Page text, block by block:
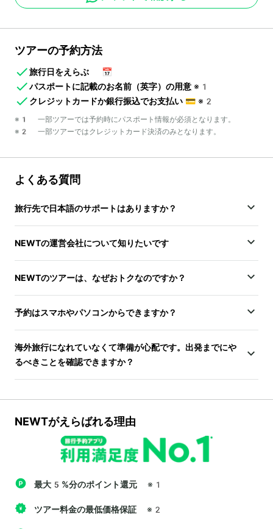
ツアーの予約方法
旅行日をえらぶ
📅
パスポートに記載のお名前（英字）の用意 ※1
クレジットカードか銀行振込でお支払い 💳 ※2
※1 一部ツアーでは予約時にパスポート情報が必須となります。
※2 一部ツアーではクレジットカード決済のみとなります。
よくある質問
旅行先で日本語のサポートはありますか？
NEWTの運営会社について知りたいです
NEWTのツアーは、なぜおトクなのですか？
予約はスマホやパソコンからできますか？
海外旅行になれていなくて準備が心配です。出発までにや
るべきことを確認できますか？
NEWTがえらばれる理由
最大5%分のポイント還元 ※1
ツアー料金の最低価格保証 ※2